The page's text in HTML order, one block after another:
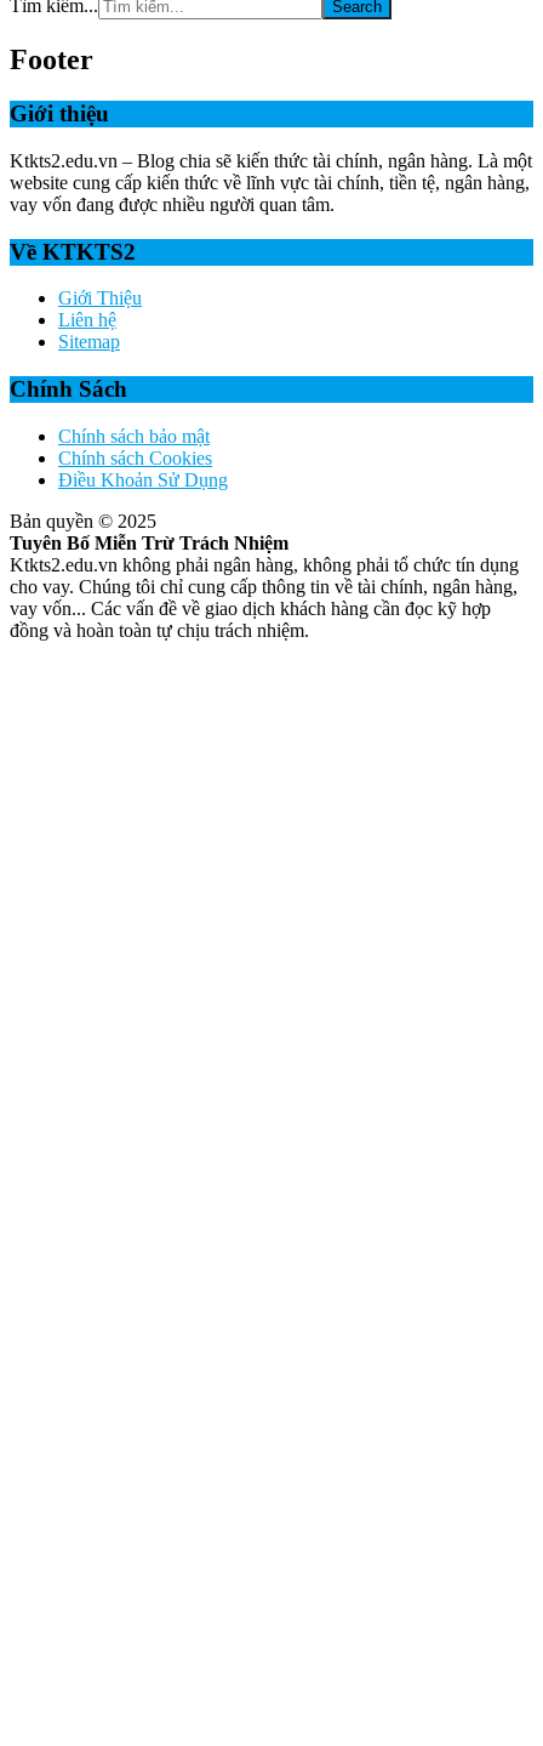
Tìm kiếm...
Footer
Giới thiệu
Ktkts2.edu.vn – Blog chia sẽ kiến thức tài chính, ngân hàng. Là một
website cung cấp kiến thức về lĩnh vực tài chính, tiền tệ, ngân hàng,
vay vốn đang được nhiều người quan tâm.
Về KTKTS2
Giới Thiệu
Liên hệ
Sitemap
Chính Sách
Chính sách bảo mật
Chính sách Cookies
Điều Khoản Sử Dụng
Bản quyền © 2025
Tuyên Bố Miễn Trừ Trách Nhiệm
Ktkts2.edu.vn không phải ngân hàng, không phải tổ chức tín dụng
cho vay. Chúng tôi chỉ cung cấp thông tin về tài chính, ngân hàng,
vay vốn... Các vấn đề về giao dịch khách hàng cần đọc kỹ hợp
đồng và hoàn toàn tự chịu trách nhiệm.